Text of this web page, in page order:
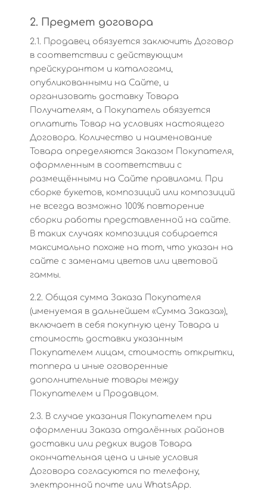
2. Предмет договора
2.1. Продавец обязуется заключить Договор
в соответствии с действующим
прейскурантом и каталогами,
опубликованными на Сайте, и
организовать доставку Товара
Получателям, а Покупатель обязуется
оплатить Товар на условиях настоящего
Договора. Количество и наименование
Товара определяются Заказом Покупателя,
оформленным в соответствии с
размещёнными на Сайте правилами. При
сборке букетов, композиций или композиций
не всегда возможно 100% повторение
сборки работы представленной на сайте.
В таких случаях композиция собирается
максимально похоже на тот, что указан на
сайте с заменами цветов или цветовой
гаммы.
2.2. Общая сумма Заказа Покупателя
(именуемая в дальнейшем «Сумма Заказа»),
включает в себя покупную цену Товара и
стоимость доставки указанным
Покупателем лицам, стоимость открытки,
топпера и иные оговоренные
дополнительные товары между
Покупателем и Продавцом.
2.3. В случае указания Покупателем при
оформлении Заказа отдалённых районов
доставки или редких видов Товара
окончательная цена и иные условия
Договора согласуются по телефону,
электронной почте или WhatsApp.